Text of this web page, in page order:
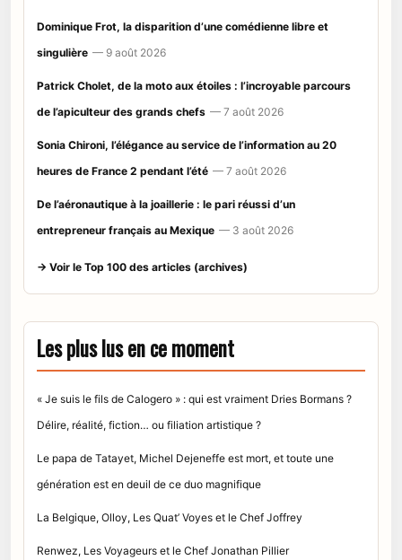
Dominique Frot, la disparition d’une comédienne libre et
singulière — 9 août 2026
Patrick Cholet, de la moto aux étoiles : l’incroyable parcours
de l’apiculteur des grands chefs — 7 août 2026
Sonia Chironi, l’élégance au service de l’information au 20
heures de France 2 pendant l’été — 7 août 2026
De l’aéronautique à la joaillerie : le pari réussi d’un
entrepreneur français au Mexique — 3 août 2026
→ Voir le Top 100 des articles (archives)
Les plus lus en ce moment
« Je suis le fils de Calogero » : qui est vraiment Dries Bormans ?
Délire, réalité, fiction… ou filiation artistique ?
Le papa de Tatayet, Michel Dejeneffe est mort, et toute une
génération est en deuil de ce duo magnifique
La Belgique, Olloy, Les Quat’ Voyes et le Chef Joffrey
Renwez, Les Voyageurs et le Chef Jonathan Pillier